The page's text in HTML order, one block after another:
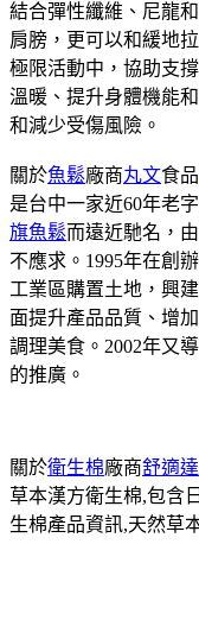
結合彈性纖維、尼龍
肩膀，更可以和緩地
極限活動中，協助支
溫暖、提升身體機能
和減少受傷風險。
關於魚鬆廠商丸文食
是台中一家近60年老
旗魚鬆而遠近馳名，
不應求。1995年在創
工業區購置土地，興
面提升產品品質、增
調理美食。2002年又
的推廣。
關於衛生棉廠商舒適
草本漢方衛生棉,包含
生棉產品資訊,天然草